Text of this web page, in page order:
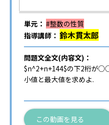
単元： #整数の性質
指導講師： 鈴木貫太郎
問題文全文(内容文)：
$n^2+n+144$の下2桁が
小値と最大値を求めよ.
この動画を見る